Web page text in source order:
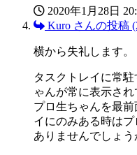
2020年1月28日
Kuro さんの投稿
横から失礼します。
タスクトレイに常
ゃんが常に表示さ
プロ生ちゃんを最
イにのみある時は
ありませんでしょう